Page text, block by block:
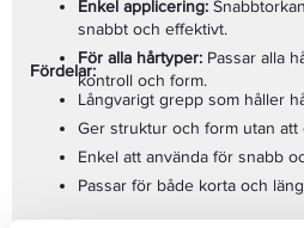
Enkel applicering:
snabbt och effektivt.
För alla hårtyper: Passar alla
kontroll och form.
Fördelar:
Långvarigt grepp som håller
Ger struktur och form utan
Enkel att använda för snabb
Passar för både korta och